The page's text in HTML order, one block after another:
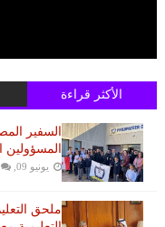
الأكثر قراءة
السفير
المسؤولين
يونيو 09, 2023
ملحق